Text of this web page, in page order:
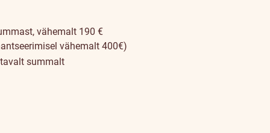
vähemalt 190 €
vähemalt 400€)
summalt